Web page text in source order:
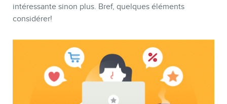
MEMBRES
intéressante sinon plus. Bref, quelques éléments
considérer!